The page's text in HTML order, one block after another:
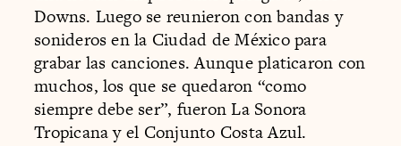
Downs. Luego se reunieron con bandas y
sonideros en la Ciudad de México para
grabar las canciones. Aunque platicaron con
muchos, los que se quedaron “como
siempre debe ser”, fueron La Sonora
Tropicana y el Conjunto Costa Azul.